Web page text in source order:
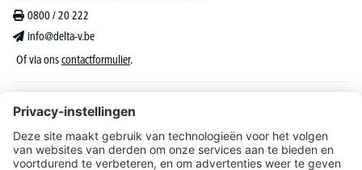
0800 / 20 222
info@delta-v.be
Of via onscontactformulier.
DELTA-V Lucas
Klantenservice